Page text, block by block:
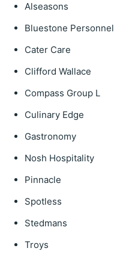
Alseasons
Bluestone Personnel
Cater Care
Clifford Wallace
Compass Group L
Culinary Edge
Gastronomy
Nosh Hospitality
Pinnacle
Spotless
Stedmans
Troys